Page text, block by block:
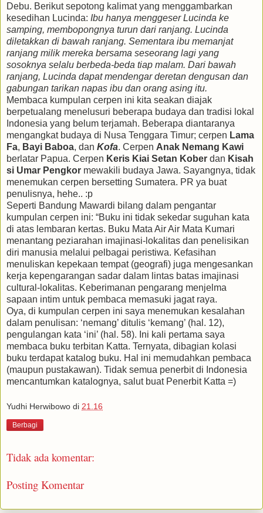
Debu. Berikut sepotong kalimat yang menggambarkan
kesedihan Lucinda: Ibu hanya menggeser Lucinda ke
samping, membopongnya turun dari ranjang. Lucinda
diletakkan di bawah ranjang. Sementara ibu memanjat
ranjang milik mereka bersama seseorang lagi yang
sosoknya selalu berbeda-beda tiap malam. Dari bawah
ranjang, Lucinda dapat mendengar deretan dengusan dan
gabungan tarikan napas ibu dan orang asing itu.
Membaca kumpulan cerpen ini kita seakan diajak
berpetualang menelusuri beberapa budaya dan tradisi lokal
Indonesia yang belum terjamah. Beberapa diantaranya
mengangkat budaya di Nusa Tenggara Timur; cerpen Lama
Fa, Bayi Baboa, dan Kofa. Cerpen Anak Nemang Kawi
berlatar Papua. Cerpen Keris Kiai Setan Kober dan Kisah
si Umar Pengkor mewakili budaya Jawa. Sayangnya, tidak
menemukan cerpen bersetting Sumatera. PR ya buat
penulisnya, hehe.. :p
Seperti Bandung Mawardi bilang dalam pengantar
kumpulan cerpen ini: “Buku ini tidak sekedar suguhan kata
di atas lembaran kertas. Buku Mata Air Air Mata Kumari
menantang peziarahan imajinasi-lokalitas dan penelisikan
diri manusia melalui pelbagai peristiwa. Kefasihan
menuliskan kepekaan tempat (geografi) juga mengesankan
kerja kepengarangan sadar dalam lintas batas imajinasi
cultural-lokalitas. Keberimanan pengarang menjelma
sapaan intim untuk pembaca memasuki jagat raya.
Oya, di kumpulan cerpen ini saya menemukan kesalahan
dalam penulisan: ‘nemang’ ditulis ‘kemang’ (hal. 12),
pengulangan kata ‘ini’ (hal. 58). Ini kali pertama saya
membaca buku terbitan Katta. Ternyata, dibagian kolasi
buku terdapat katalog buku. Hal ini memudahkan pembaca
(maupun pustakawan). Tidak semua penerbit di Indonesia
mencantumkan katalognya, salut buat Penerbit Katta =)
Yudhi Herwibowo di 21.16
Berbagi
Tidak ada komentar:
Posting Komentar